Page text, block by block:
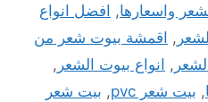
واسعارها, افضل انواع
, اقمشة بيوت شعر من
, انواع بيوت الشعر ,
, بيت شعر pvc , بيت شعر